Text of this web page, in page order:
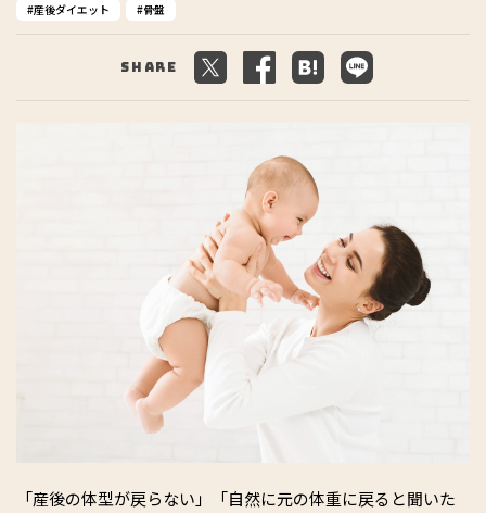
産後ダイエット 骨盤
Share
「産後の体型が戻らない」「自然に元の体重に戻ると聞いた